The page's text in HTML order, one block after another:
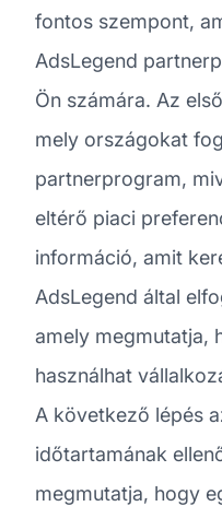
fontos szempont,
AdsLegend
Ön számára. Az
mely országokat
partnerprogram,
eltérő piaci
információ, amit
AdsLegend által
amely megmutatja,
használhat
A következő lépés
időtartamának
megmutatja, hogy